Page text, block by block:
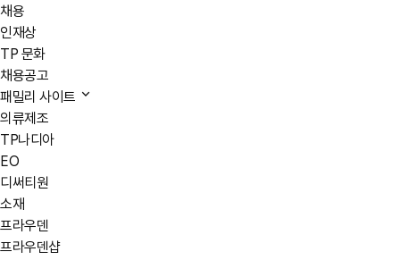
채용
인재상
TP 문화
채용공고
패밀리 사이트
의류제조
TP나디아
EO
디써티원
소재
프라우덴
프라우덴샵